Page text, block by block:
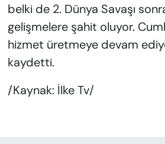
belki de 2. Dünya Savaşı
gelişmelere şahit oluyor.
hizmet üretmeye devam
kaydetti.
/Kaynak: İlke Tv/